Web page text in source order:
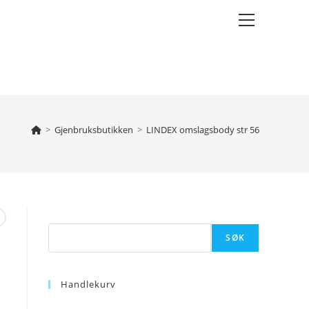
Main
> Gjenbruksbutikken > LINDEX omslagsbody str 56
SØK
Handlekurv